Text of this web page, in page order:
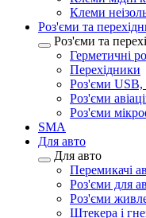
Клеми
Роз'єми та
Роз'єми та
Герметичні
Перехідники
Роз'єми
Роз'єми
Роз'єми
SMA
Для авто
Для авто
Перемикачі
Роз'єми для
Роз'єми
Штекера і